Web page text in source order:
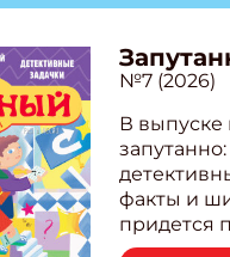
№7 (2026)
В выпуске
факты и
придется
Внутри: